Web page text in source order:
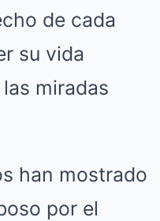
de cada
su vida
miradas
han mostrado
por el